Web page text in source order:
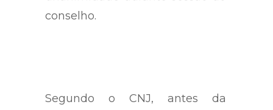
conselho.
Segundo o CNJ, antes da